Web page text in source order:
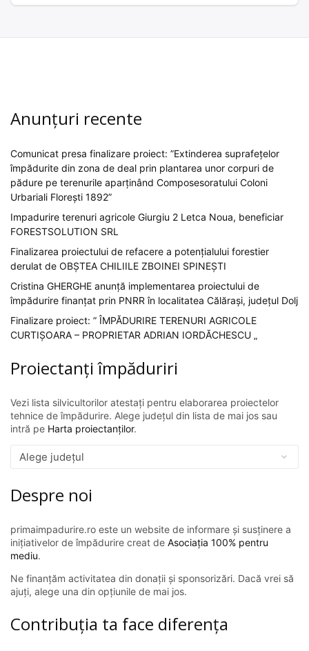
Anunțuri recente
Comunicat presa finalizare proiect: ”Extinderea suprafețelor
împădurite din zona de deal prin plantarea unor corpuri de
pădure pe terenurile aparținând Composesoratului Coloni
Urbariali Florești 1892”
Impadurire terenuri agricole Giurgiu 2 Letca Noua, beneficiar
FORESTSOLUTION SRL
Finalizarea proiectului de refacere a potențialului forestier
derulat de OBȘTEA CHILIILE ZBOINEI SPINEȘTI
Cristina GHERGHE anunță implementarea proiectului de
împădurire finanțat prin PNRR în localitatea Călărași, județul Dolj
Finalizare proiect: ” ÎMPĂDURIRE TERENURI AGRICOLE
CURTIȘOARA – PROPRIETAR ADRIAN IORDĂCHESCU „
Proiectanți împăduriri
Vezi lista silvicultorilor atestați pentru elaborarea proiectelor
tehnice de împădurire. Alege județul din lista de mai jos sau
intră pe Harta proiectanților.
Despre noi
primaimpadurire.ro este un website de informare și susținere a
inițiativelor de împădurire creat de Asociația 100% pentru
mediu.
Ne finanțăm activitatea din donații și sponsorizări. Dacă vrei să
ajuți, alege una din opțiunile de mai jos.
Contribuția ta face diferența